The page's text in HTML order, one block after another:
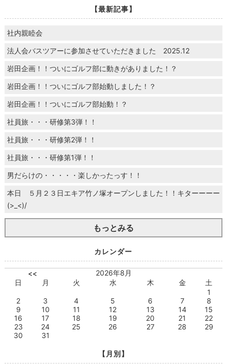
【最新記事】
社内親睦会
法人会バスツアーに参加させていただきました 2025.12
岩田企画！！ついにゴルフ部に動きがありました！？
岩田企画！！ついにゴルフ部始動しました！？
岩田企画！！ついにゴルフ部始動！？
社員旅・・・研修第3弾！！
社員旅・・・研修第2弾！！
社員旅・・・研修第1弾！！
男だらけの・・・・・楽しかったっす！！
本日 ５月２３日エキア竹ノ塚オープンしました！！キターーーー
(>_<)/
もっとみる
カレンダー
<<
2026年8月
日
月 火 水 木 金
土
1
2
3 4 5 6 7
8
9
10 11 12 13 14
15
16
17 18 19 20 21
22
23
24 25 26 27 28
29
30
31
【月別】